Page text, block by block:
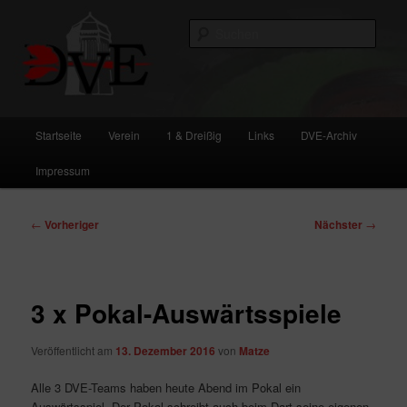
Inhalt
springenDVE
Startseite Verein 1 & Dreißig Links DVE-Archiv
Impressum
Beitragsnavigation
← Vorheriger Nächster →
3 x Pokal-Auswärtsspiele
Veröffentlicht am 13. Dezember 2016 von Matze
Alle 3 DVE-Teams haben heute Abend im Pokal ein